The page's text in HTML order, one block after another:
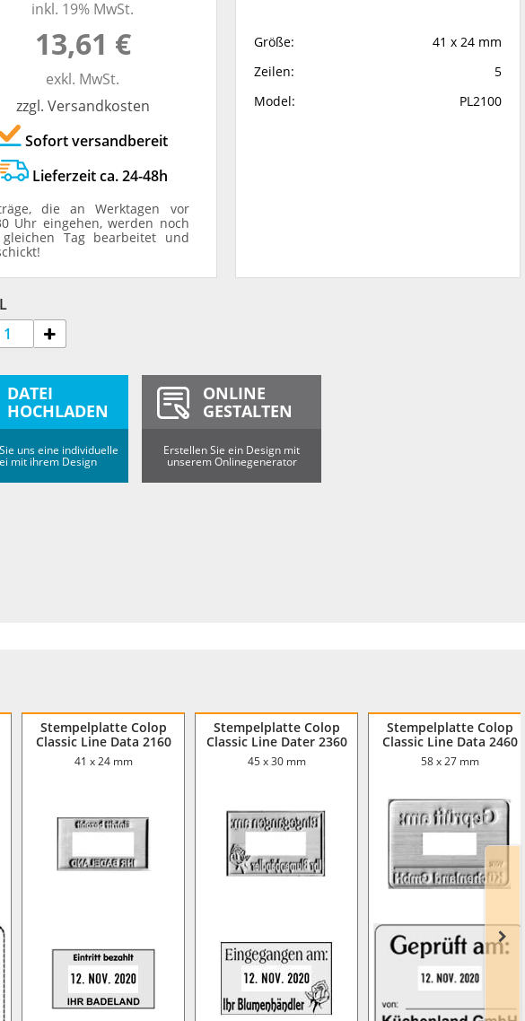
inkl. 19% MwSt.
13,61 €
exkl. MwSt.
zzgl. Versandkosten
Sofort versandbereit
Lieferzeit ca. 24-48h
die an Werktagen vor
Uhr eingehen, werden noch
Tag bearbeitet und
Größe:
41 x 24 mm
Zeilen:
5
Model:
PL2100
DATEI
HOCHLADEN
uns eine individuelle
mit ihrem Design
ONLINE
GESTALTEN
Erstellen Sie ein Design mit
unserem Onlinegenerator
Stempelplatte Colop
Classic Line Data 2160
41 x 24 mm
Stempelplatte Colop
Classic Line Dater 2360
45 x 30 mm
Stempelplatte Colop
Classic Line Data 2460
58 x 27 mm